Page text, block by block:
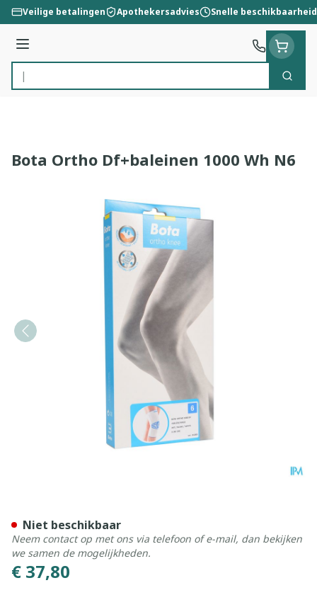
Ga naar de inhoud
Veilige betalingen Apothekersadvies Snelle beschikbaarheid
Menu
Product, merk, categorie...
Zoek
Bota Ortho Df+baleinen 1000 Wh N6
€ 37,80
Niet beschikbaar
Neem contact op met ons via telefoon of e-mail, dan bekijken
we samen de mogelijkheden.